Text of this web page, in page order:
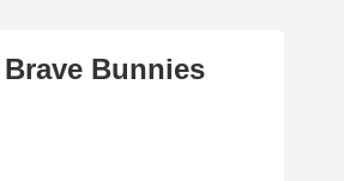
Bunnies